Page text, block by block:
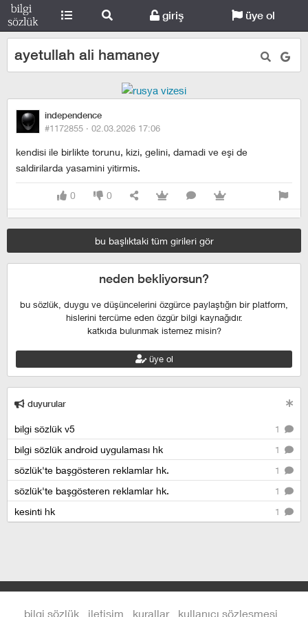
giriş üye ol
ayetullah ali hamaney
independence
#1172855 · 02.03.2026 17:06
kendisi ile birlikte torunu, kizi, gelini, damadi ve eşi de
saldirilarda yasamini yitirmis.
0 0
bu başlıktaki tüm girileri gör
neden bekliyorsun?
bu sözlük, duygu ve düşüncelerini özgürce paylaştığın bir platform,
hislerini tercüme eden özgür bilgi kaynağıdır.
katkıda bulunmak istemez misin?
üye ol
duyurular
1
bilgi sözlük v5
1
bilgi sözlük android uygulaması hk
1
sözlük'te başgösteren reklamlar hk.
1
sözlük'te başgösteren reklamlar hk.
1
kesinti hk
bilgi sözlük iletişim kurallar kullanıcı sözleşmesi